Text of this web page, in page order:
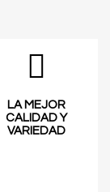
LA MEJOR
CALIDAD Y
VARIEDAD